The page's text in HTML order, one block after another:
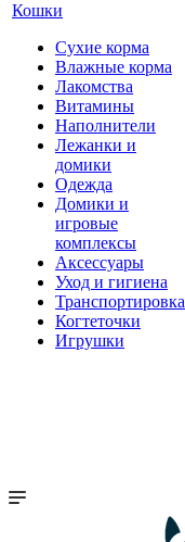
Кошки
Сухие корма
Влажные корма
Лакомства
Витамины
Наполнители
Лежанки и
домики
Одежда
Домики и
игровые
комплексы
Аксессуары
Уход и гигиена
Транспортировка
Когтеточки
Игрушки